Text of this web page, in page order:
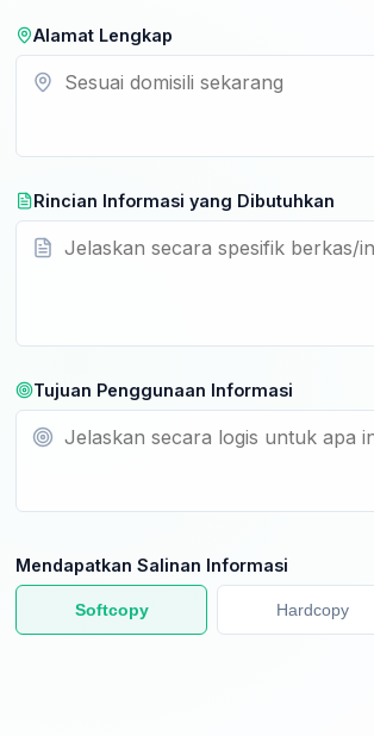
Alamat Lengkap
Rincian Informasi yang Dibutuhkan
Tujuan Penggunaan Informasi
Mendapatkan Salinan Informasi
Softcopy Hardcopy